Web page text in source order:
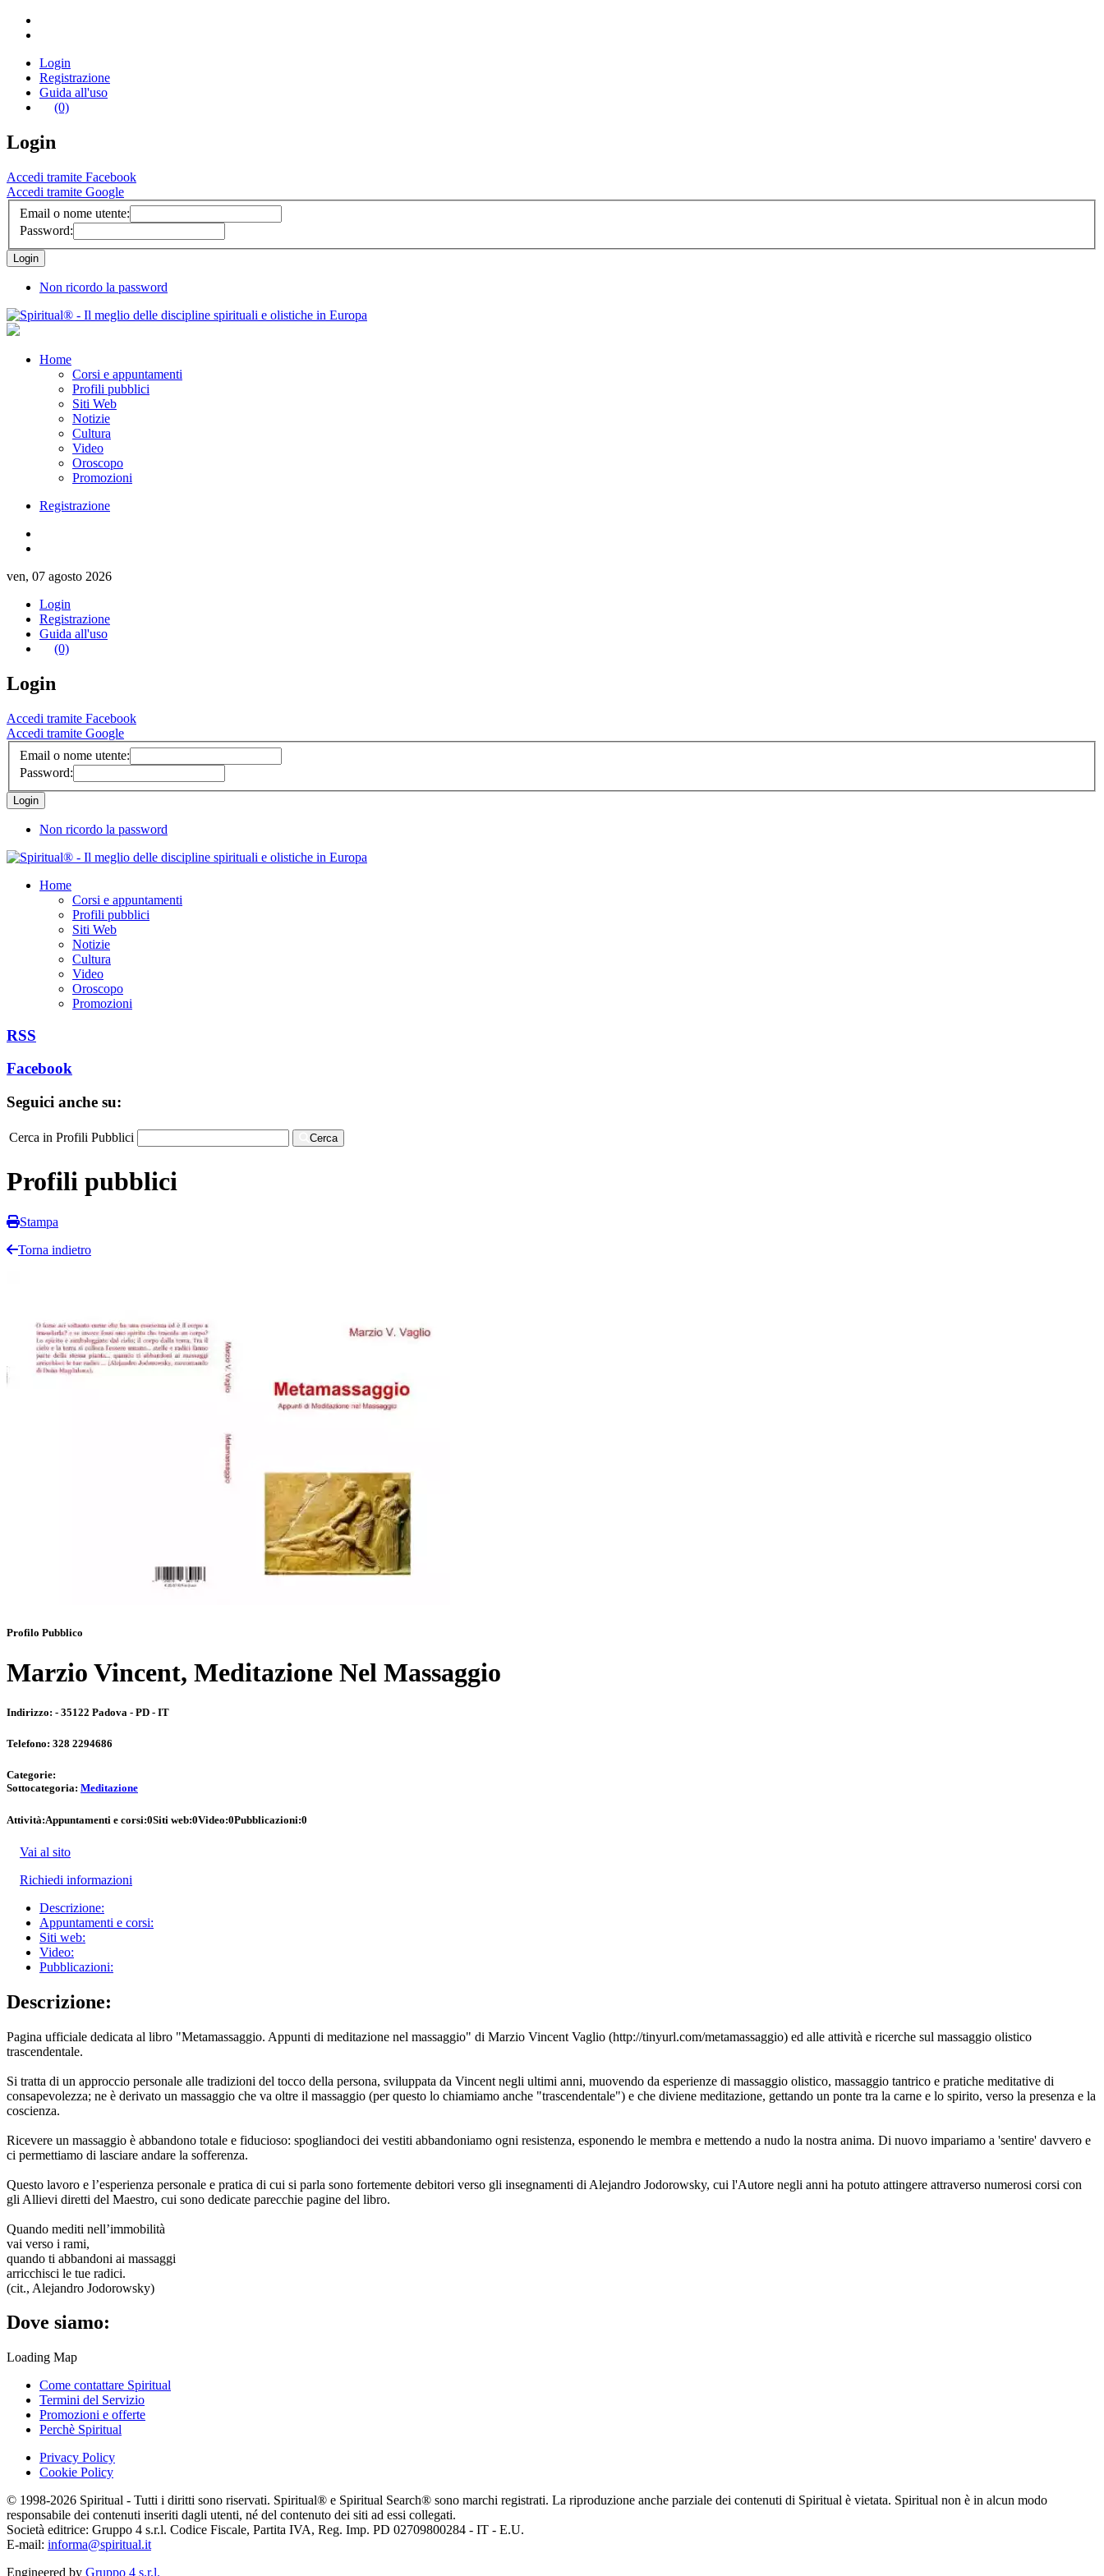
Login
Registrazione
Guida all'uso
(0)
Login
Accedi tramite Facebook
Accedi tramite Google
Email o nome utente:
Password:
Non ricordo la password
Home
Corsi e appuntamenti
Profili pubblici
Siti Web
Notizie
Cultura
Video
Oroscopo
Promozioni
Registrazione
ven, 07 agosto 2026
Login
Registrazione
Guida all'uso
(0)
Login
Accedi tramite Facebook
Accedi tramite Google
Email o nome utente:
Password:
Non ricordo la password
Home
Corsi e appuntamenti
Profili pubblici
Siti Web
Notizie
Cultura
Video
Oroscopo
Promozioni
RSS
Facebook
Seguici anche su:
Cerca in Profili Pubblici Cerca
Profili pubblici
Stampa
Torna indietro
Profilo Pubblico
Marzio Vincent, Meditazione Nel Massaggio
Indirizzo: - 35122 Padova - PD - IT
Telefono: 328 2294686
Categorie:
Sottocategoria: Meditazione
Attività:Appuntamenti e corsi:0Siti web:0Video:0Pubblicazioni:0
Vai al sito
Richiedi informazioni
Descrizione:
Appuntamenti e corsi:
Siti web:
Video:
Pubblicazioni:
Descrizione:
Pagina ufficiale dedicata al libro "Metamassaggio. Appunti di meditazione nel massaggio" di Marzio Vincent Vaglio (http://tinyurl.com/metamassaggio) ed alle attività e ricerche sul massaggio olistico
trascendentale.
Si tratta di un approccio personale alle tradizioni del tocco della persona, sviluppata da Vincent negli ultimi anni, muovendo da esperienze di massaggio olistico, massaggio tantrico e pratiche meditative di
consapevolezza; ne è derivato un massaggio che va oltre il massaggio (per questo lo chiamiamo anche "trascendentale") e che diviene meditazione, gettando un ponte tra la carne e lo spirito, verso la presenza e la
coscienza.
Ricevere un massaggio è abbandono totale e fiducioso: spogliandoci dei vestiti abbandoniamo ogni resistenza, esponendo le membra e mettendo a nudo la nostra anima. Di nuovo impariamo a 'sentire' davvero e
ci permettiamo di lasciare andare la sofferenza.
Questo lavoro e l’esperienza personale e pratica di cui si parla sono fortemente debitori verso gli insegnamenti di Alejandro Jodorowsky, cui l'Autore negli anni ha potuto attingere attraverso numerosi corsi con
gli Allievi diretti del Maestro, cui sono dedicate parecchie pagine del libro.
Quando mediti nell’immobilità
vai verso i rami,
quando ti abbandoni ai massaggi
arricchisci le tue radici.
(cit., Alejandro Jodorowsky)
Dove siamo:
Loading Map
Come contattare Spiritual
Termini del Servizio
Promozioni e offerte
Perchè Spiritual
Privacy Policy
Cookie Policy
© 1998-2026 Spiritual - Tutti i diritti sono riservati. Spiritual® e Spiritual Search® sono marchi registrati. La riproduzione anche parziale dei contenuti di Spiritual è vietata. Spiritual non è in alcun modo
responsabile dei contenuti inseriti dagli utenti, né del contenuto dei siti ad essi collegati.
Società editrice: Gruppo 4 s.r.l. Codice Fiscale, Partita IVA, Reg. Imp. PD 02709800284 - IT - E.U.
E-mail: informa@spiritual.it
Engineered by Gruppo 4 s.r.l.